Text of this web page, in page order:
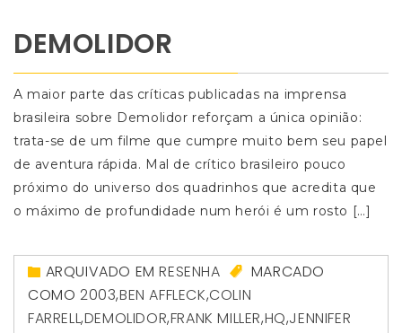
DEMOLIDOR
A maior parte das críticas publicadas na imprensa
brasileira sobre Demolidor reforçam a única opinião:
trata-se de um filme que cumpre muito bem seu papel
de aventura rápida. Mal de crítico brasileiro pouco
próximo do universo dos quadrinhos que acredita que
o máximo de profundidade num herói é um rosto […]
ARQUIVADO EMRESENHA
MARCADO
COMO 2003,BEN AFFLECK,COLIN
FARRELL,DEMOLIDOR,FRANK MILLER,HQ,JENNIFER